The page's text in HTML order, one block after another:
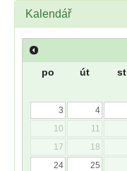
Kalendář
po út st
3
4
10
11
17
18
24
25